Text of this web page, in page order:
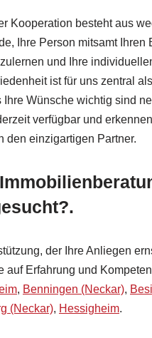
Kooperation besteht aus
Ihre Person mitsamt Ihren
und Ihre
ist für uns zentral
Ihre Wünsche wichtig sind
verfügbar und
den einzigartigen Partner.
der Ihre Anliegen
auf Erfahrung und
, Benningen (Neckar),
(Neckar), Hessigheim.